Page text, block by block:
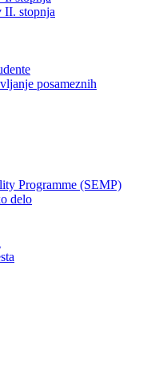
II. stopnja
posameznih
Programme (SEMP)
delo